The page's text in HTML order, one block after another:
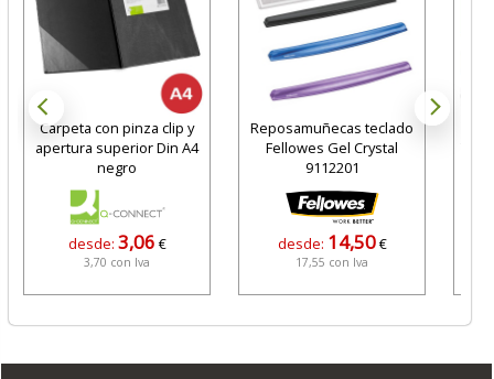
Carpeta con pinza clip y
apertura superior Din A4
negro
desde: 3,06 €
3,70 con Iva
Reposamuñecas teclado
Fellowes Gel Crystal
9112201
desde: 14,50€
17,55 con Iva